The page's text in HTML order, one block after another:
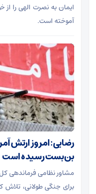
ایمان به نصرت الهی را
آموخته است.
رضایی: امروز ارتش
بن‌بست رسیده است
مشاور نظامی فرماندهی
برای جنگی طولانی، تلاش